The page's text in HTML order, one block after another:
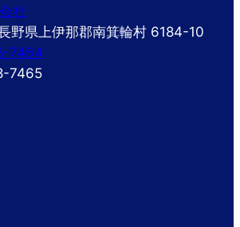
社
野県上伊那郡南箕輪村 6184-10
7464
7465